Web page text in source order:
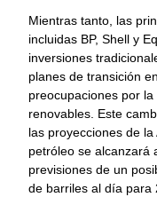
Mientras tanto, las
incluidas BP, Shell y
inversiones
planes de transición
preocupaciones por
renovables. Este
las proyecciones de
petróleo se alcanzará
previsiones de un
de barriles al día para